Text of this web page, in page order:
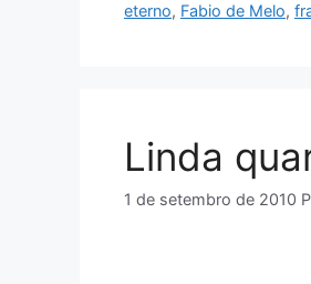
eterno, Fabio de Melo,
Linda
1 de setembro de 2010